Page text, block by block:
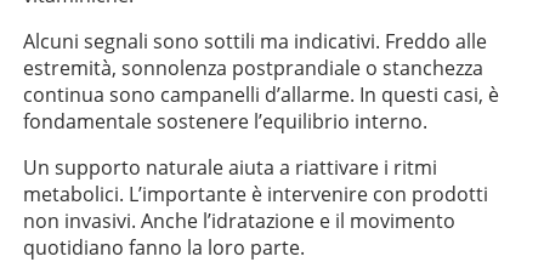
Alcuni segnali sono sottili ma indicativi. Freddo alle
estremità, sonnolenza postprandiale o stanchezza
continua sono campanelli d’allarme. In questi casi, è
fondamentale sostenere l’equilibrio interno.
Un supporto naturale aiuta a riattivare i ritmi
metabolici. L’importante è intervenire con prodotti
non invasivi. Anche l’idratazione e il movimento
quotidiano fanno la loro parte.